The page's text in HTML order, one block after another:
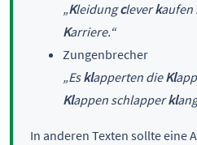
„Kleidungcleverkaufen
Karriere.“
Zungenbrecher
„Esklapperten dieKl
Klappen schlapperkl
In anderen Texten sollte eine